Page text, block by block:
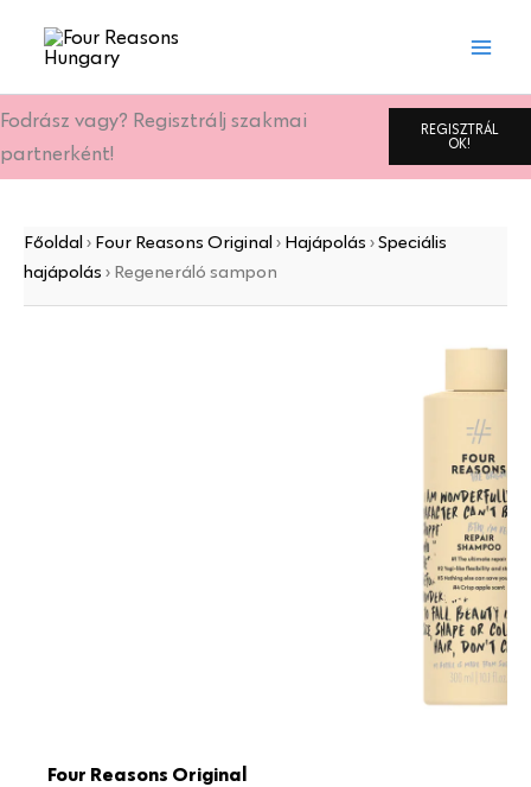
Fodrász vagy? Regisztrálj szakmai
partnerként!
REGISZTRÁL
OK!
Főoldal › Four Reasons Original › Hajápolás ›Speciális
hajápolás › Regeneráló sampon
Four Reasons Original